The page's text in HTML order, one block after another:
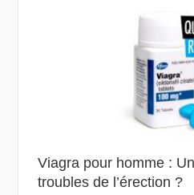
Viagra pour homme :
troubles de l’érection ?